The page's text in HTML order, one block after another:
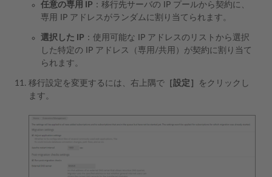
任意の専用 IP ：移行先サーバの IP プールから契約に、
専用 IP アドレスがランダムに割り当てられます。
選択した IP ：使用可能な IP アドレスのリストから選択
した特定の IP アドレス（専用/共用）が契約に割り当て
られます。
移行設定を変更するには、右上隅で ［設定］
をクリックし
ます。